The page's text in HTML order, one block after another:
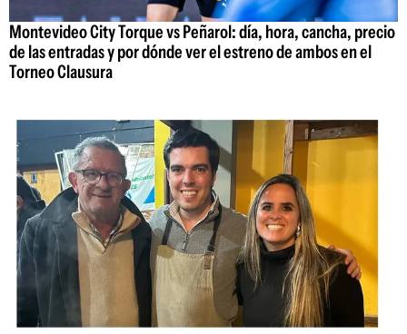
Montevideo City Torque vs Peñarol: día, hora, cancha, precio
de las entradas y por dónde ver el estreno de ambos en el
Torneo Clausura